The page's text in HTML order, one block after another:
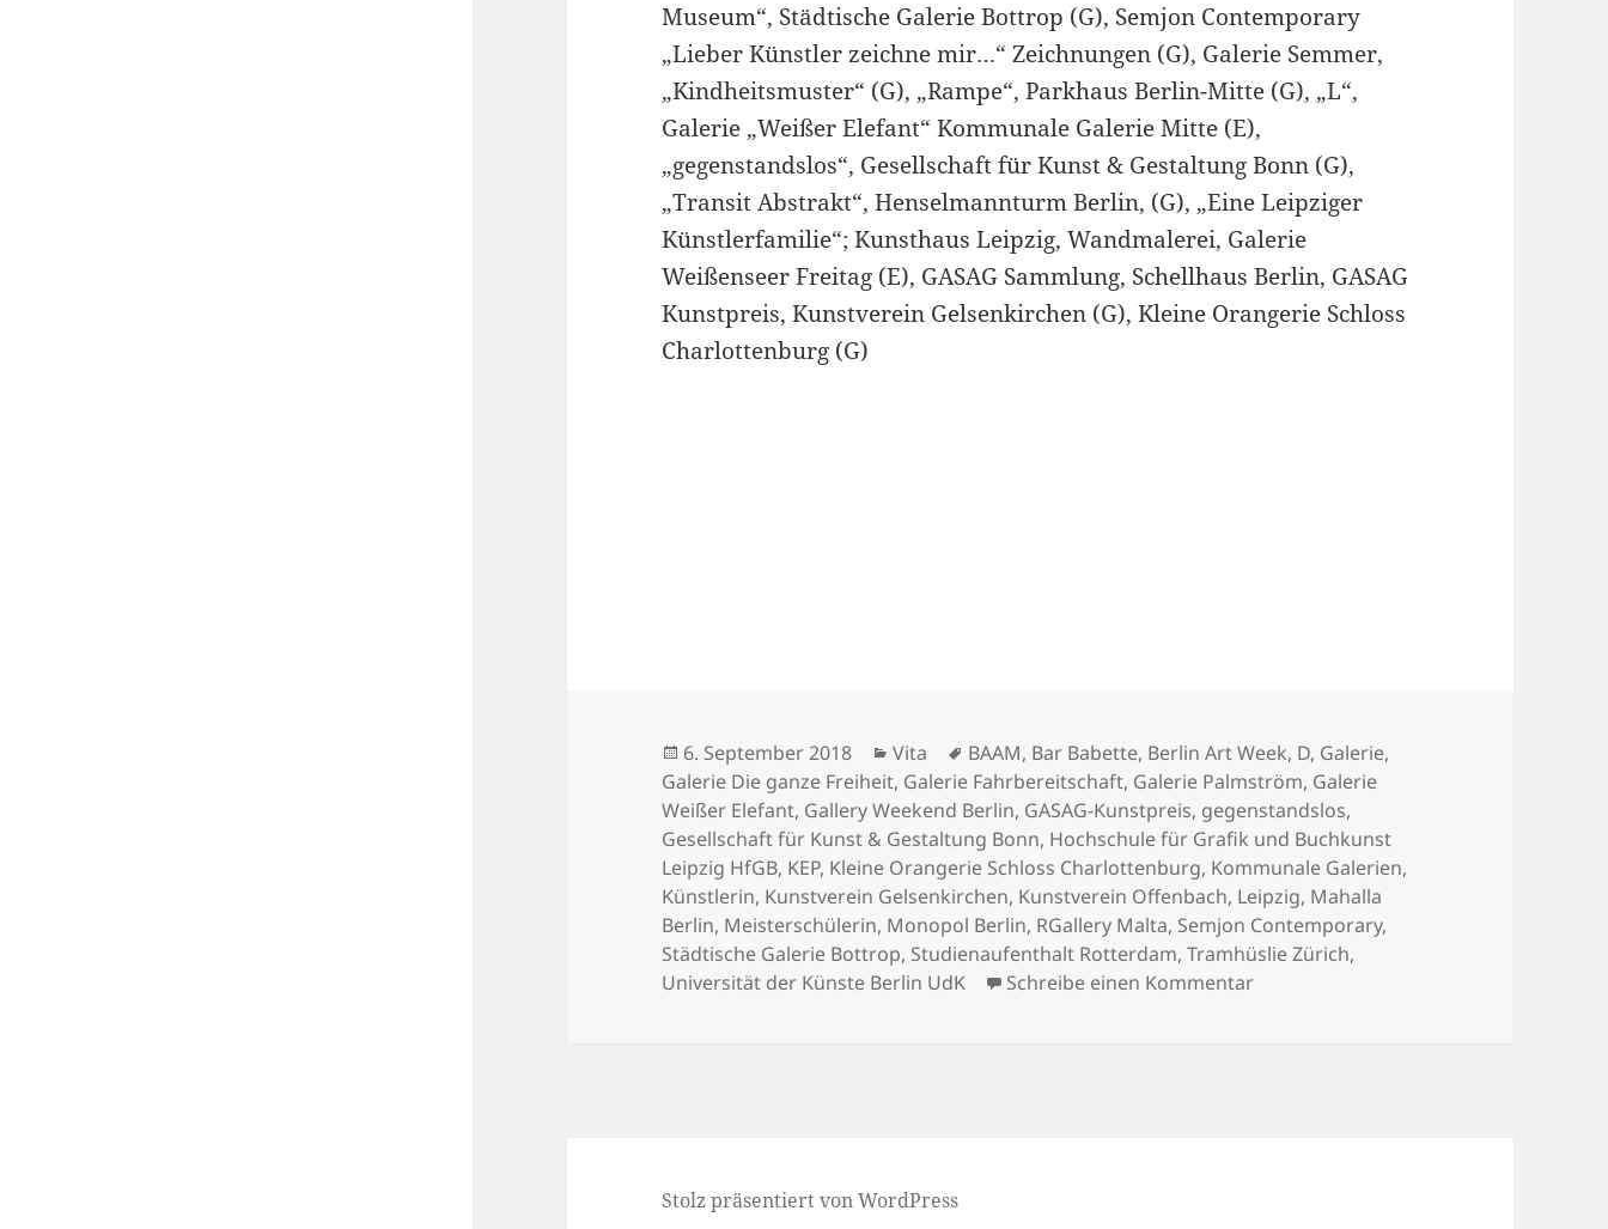
Museum“, Städtische Galerie Bottrop (G), Semjon Contemporary
„Lieber Künstler zeichne mir…“ Zeichnungen (G), Galerie Semmer,
„Kindheitsmuster“ (G), „Rampe“, Parkhaus Berlin-Mitte (G), „L“,
Galerie „Weißer Elefant“ Kommunale Galerie Mitte (E),
„gegenstandslos“, Gesellschaft für Kunst & Gestaltung Bonn (G),
„Transit Abstrakt“, Henselmannturm Berlin, (G), „Eine Leipziger
Künstlerfamilie“; Kunsthaus Leipzig, Wandmalerei, Galerie
Weißenseer Freitag (E), GASAG Sammlung, Schellhaus Berlin, GASAG
Kunstpreis, Kunstverein Gelsenkirchen (G), Kleine Orangerie Schloss
Charlottenburg (G)
Veröffentlicht
am
6. September 2018 Kategorien
Vita Schlagwörter
BAAM, Bar Babette, Berlin Art Week, D, Galerie,
Galerie Die ganze Freiheit, Galerie Fahrbereitschaft, Galerie Palmström, Galerie
Weißer Elefant, Gallery Weekend Berlin, GASAG-Kunstpreis, gegenstandslos,
Gesellschaft für Kunst & Gestaltung Bonn, Hochschule für Grafik und Buchkunst
Leipzig HfGB, KEP, Kleine Orangerie Schloss Charlottenburg, Kommunale Galerien,
Künstlerin, Kunstverein Gelsenkirchen, Kunstverein Offenbach, Leipzig, Mahalla
Berlin, Meisterschülerin, Monopol Berlin, RGallery Malta, Semjon Contemporary,
Städtische Galerie Bottrop, Studienaufenthalt Rotterdam,Tramhüslie Zürich,
Universität der Künste Berlin UdK
Schreibe einen Kommentarzu Vita
Stolz präsentiert von WordPress